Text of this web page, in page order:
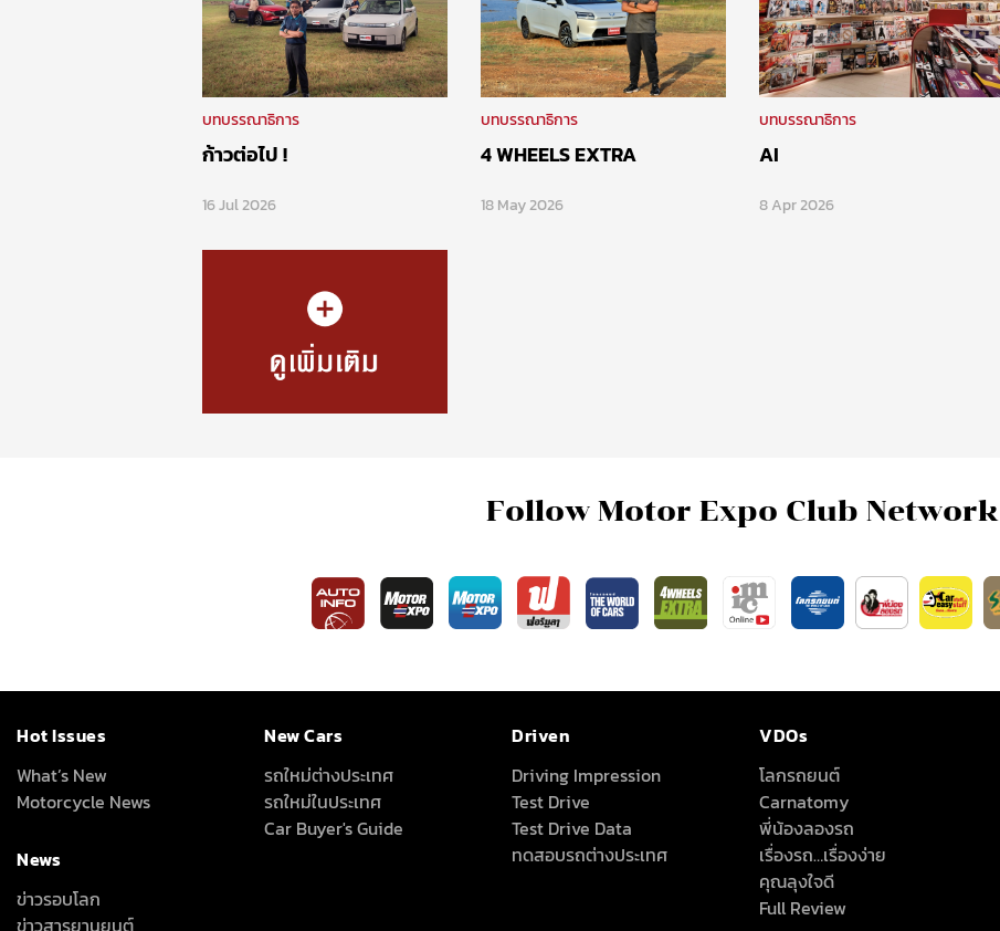
บทบรรณาธิการ
ก้าวต่อไป !
16 Jul 2026
บทบรรณาธิการ
4 WHEELS EXTRA
18 May 2026
บทบรรณาธิการ
AI
8 Apr 2026
Follow Motor Expo Club Network
Hot Issues
What’s New
Motorcycle News
News
ข่าวรอบโลก
New Cars
รถใหม่ต่างประเทศ
รถใหม่ในประเทศ
Car Buyer's Guide
Driven
Driving Impression
Test Drive
Test Drive Data
ทดสอบรถต่างประเทศ
VDOs
โลกรถยนต์
Carnatomy
พี่น้องลองรถ
เรื่องรถ…เรื่องง่าย
คุณลุงใจดี
Full Review